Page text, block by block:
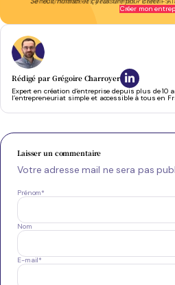
Créer mon
Rédigé par Grégoire Charroyer
Expert en création d’entreprise depuis plus de 10
l’entrepreneuriat simple et accessible à tous en
Laisser un commentaire
Votre adresse mail ne sera pas
Prénom*
Nom
E-mail*